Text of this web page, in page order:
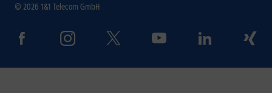
© 2026 1&1 Telecom GmbH